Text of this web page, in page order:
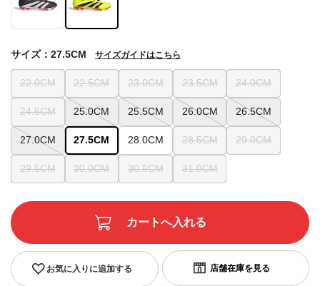
22.0CM 22.5CM 23.0CM 23.5CM 24.0CM
24.5CM 25.0CM 25.5CM 26.0CM 26.5CM
27.0CM 27.5CM 28.0CM 28.5CM 29.0CM
29.5CM 30.0CM 30.5CM 31.0CM
サイズ：27.5CM サイズガイドはこちら
お気に入りに追加する